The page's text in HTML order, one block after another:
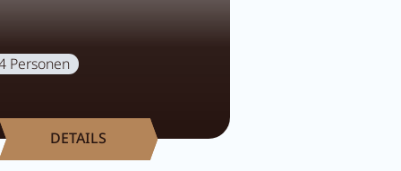
Personen
DETAILS